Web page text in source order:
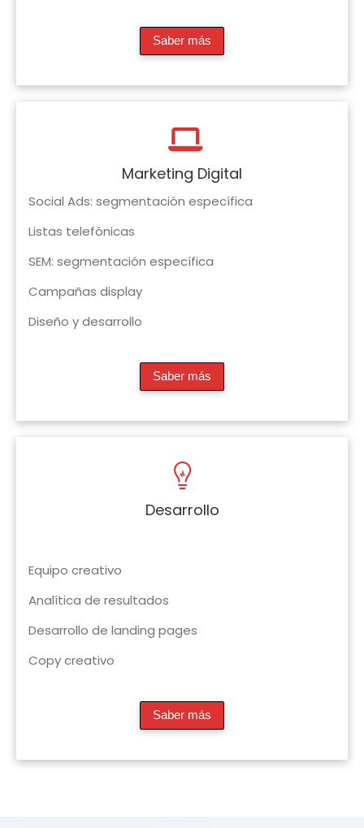
Saber más
Marketing Digital
Social Ads: segmentación específica
Listas telefónicas
SEM: segmentación específica
Campañas display
Diseño y desarrollo
Saber más
Desarrollo
Equipo creativo
Analítica de resultados
Desarrollo de landing pages
Copy creativo
Saber más